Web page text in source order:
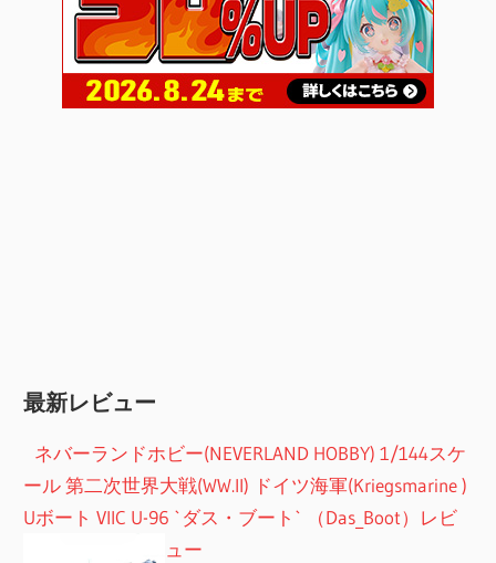
最新レビュー
ネバーランドホビー(NEVERLAND HOBBY) 1/144スケ
ール 第二次世界大戦(WW.II) ドイツ海軍(Kriegsmarine )
Uボート VIIC U-96 `ダス・ブート` （Das_Boot）レビ
ュー